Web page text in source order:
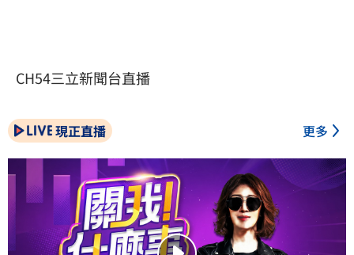
CH54三立新聞台直播
現正直播 更多